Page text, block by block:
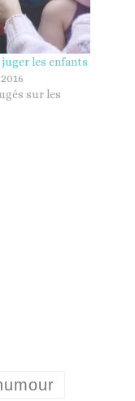
les enfants
sur les